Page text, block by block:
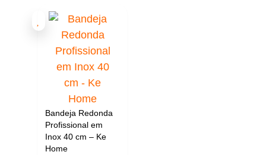
Bandeja Redonda
Profissional em
Inox 40 cm – Ke
Home